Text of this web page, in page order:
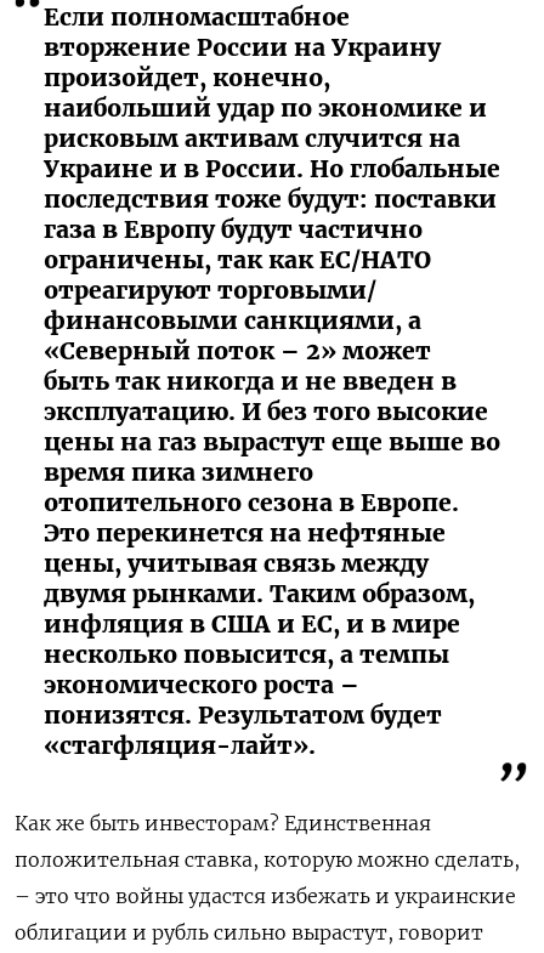
Если полномасштабное
вторжение России на Украину
произойдет, конечно,
наибольший удар по экономике и
рисковым активам случится на
Украине и в России. Но глобальные
последствия тоже будут: поставки
газа в Европу будут частично
ограничены, так как ЕС/НАТО
отреагируют торговыми/
финансовыми санкциями, а
«Северный поток – 2» может
быть так никогда и не введен в
эксплуатацию. И без того высокие
цены на газ вырастут еще выше во
время пика зимнего
отопительного сезона в Европе.
Это перекинется на нефтяные
цены, учитывая связь между
двумя рынками. Таким образом,
инфляция в США и ЕС, и в мире
несколько повысится, а темпы
экономического роста –
понизятся. Результатом будет
«стагфляция-лайт».
Как же быть инвесторам? Единственная
положительная ставка, которую можно сделать,
– это что войны удастся избежать и украинские
облигации и рубль сильно вырастут, говорит